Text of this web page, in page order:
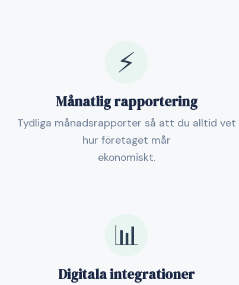
⚡
Månatlig rapportering
Tydliga månadsrapporter så att du alltid vet
hur företaget mår
ekonomiskt.
📊
Digitala integrationer